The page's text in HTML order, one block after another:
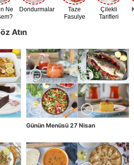
Ne
Dondurmalar
Taze
Fasulye
Çilekli
Tarifleri
Atın
Günün Menüsü 27 Nisan